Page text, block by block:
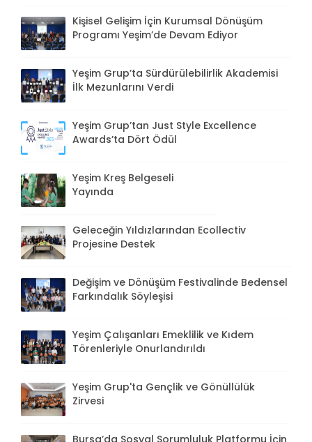
Kişisel Gelişim İçin Kurumsal Dönüşüm
Programı Yeşim’de Devam Ediyor
Yeşim Grup’ta Sürdürülebilirlik Akademisi
İlk Mezunlarını Verdi
Yeşim Grup’tan Just Style Excellence
Awards’ta Dört Ödül
Yeşim Kreş Belgeseli
Yayında
Geleceğin Yıldızlarından Ecollectiv
Projesine Destek
Değişim ve Dönüşüm Festivalinde Bedensel
Farkındalık Söyleşisi
Yeşim Çalışanları Emeklilik ve Kıdem
Törenleriyle Onurlandırıldı
Yeşim Grup'ta Gençlik ve Gönüllülük
Zirvesi
Bursa’da Sosyal Sorumluluk Platformu İçin